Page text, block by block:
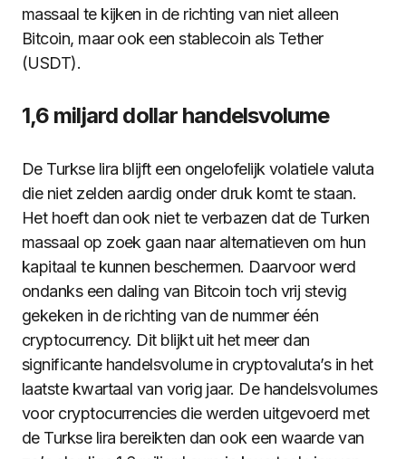
massaal te kijken in de richting van niet alleen
Bitcoin, maar ook een stablecoin als Tether
(USDT).
1,6 miljard dollar handelsvolume
De Turkse lira blijft een ongelofelijk volatiele valuta
die niet zelden aardig onder druk komt te staan.
Het hoeft dan ook niet te verbazen dat de Turken
massaal op zoek gaan naar alternatieven om hun
kapitaal te kunnen beschermen. Daarvoor werd
ondanks een daling van Bitcoin toch vrij stevig
gekeken in de richting van de nummer één
cryptocurrency. Dit blijkt uit het meer dan
significante handelsvolume in cryptovaluta’s in het
laatste kwartaal van vorig jaar. De handelsvolumes
voor cryptocurrencies die werden uitgevoerd met
de Turkse lira bereikten dan ook een waarde van